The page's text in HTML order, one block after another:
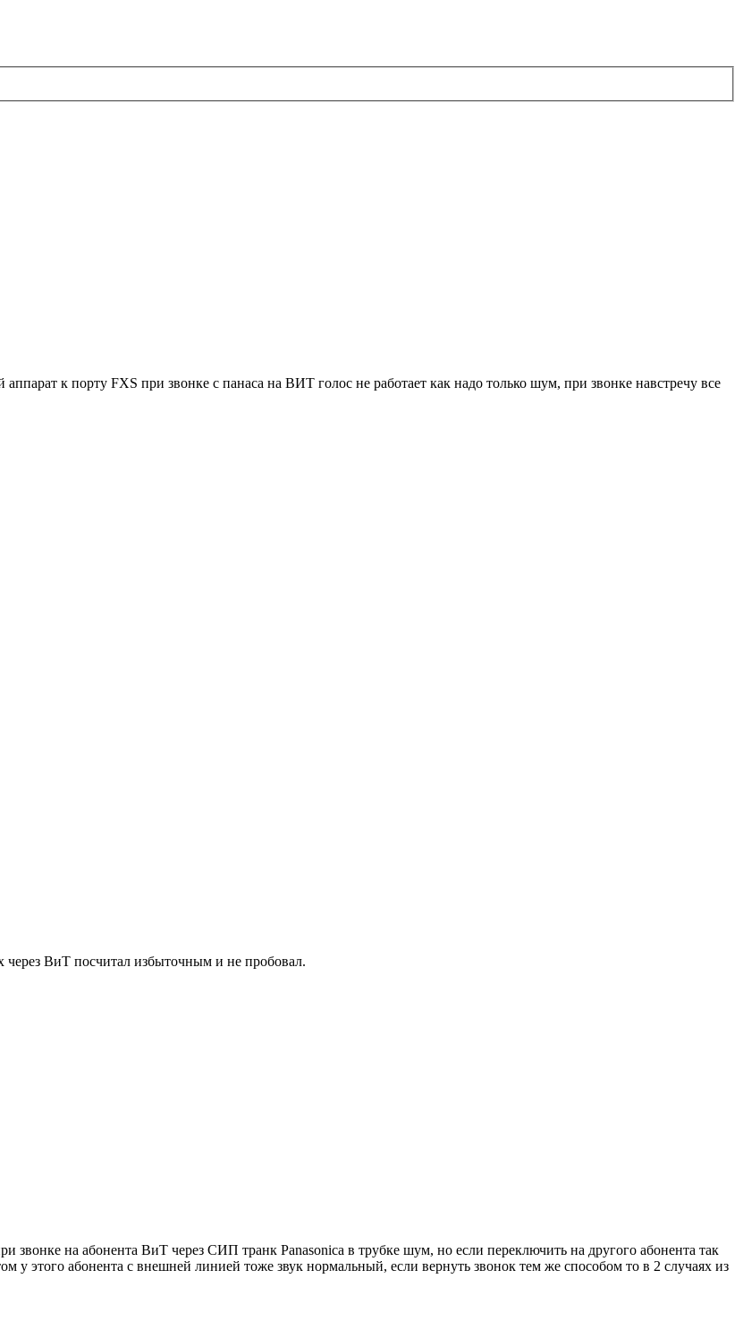
к порту FXS при звонке с панаса на ВИТ голос не работает как надо только шум, при звонке навстречу все
ВиТ посчитал избыточным и не пробовал.
звонке на абонента ВиТ через СИП транк Panasonica в трубке шум, но если переключить на другого абонента так
этого абонента с внешней линией тоже звук нормальный, если вернуть звонок тем же способом то в 2 случаях из